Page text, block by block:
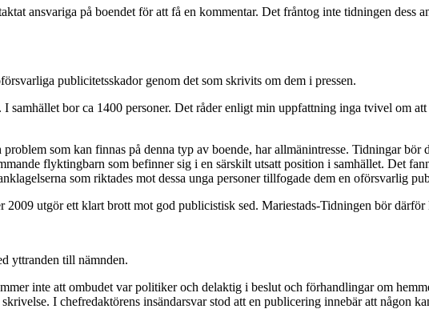
ansvariga på boendet för att få en kommentar. Det fråntog inte tidningen dess
publicitetsskador genom det som skrivits om dem i pressen.
bor ca 1400 personer. Det råder enligt min uppfattning inga tvivel om
som kan finnas på denna typ av boende, har allmänintresse. Tidningar
flyktingbarn som befinner sig i en särskilt utsatt position i samhället. Det
som riktades mot dessa unga personer tillfogade dem en oförsvarlig
utgör ett klart brott mot god publicistisk sed. Mariestads-Tidningen bör därför
yttranden till nämnden.
inte att ombudet var politiker och delaktig i beslut och förhandlingar om
I chefredaktörens insändarsvar stod att en publicering innebär att någon